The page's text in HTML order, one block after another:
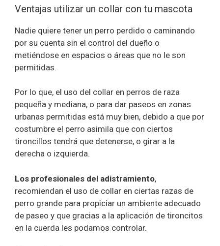
Ventajas utilizar un collar con tu mascota
Nadie quiere tener un perro perdido o caminando
por su cuenta sin el control del dueño o
metiéndose en espacios o áreas que no le son
permitidas.
Por lo que, el uso del collar en perros de raza
pequeña y mediana, o para dar paseos en zonas
urbanas permitidas está muy bien, debido a que por
costumbre el perro asimila que con ciertos
tironcillos tendrá que detenerse, o girar a la
derecha o izquierda.
Los profesionales del adistramiento,
recomiendan el uso de collar en ciertas razas de
perro grande para propiciar un ambiente adecuado
de paseo y que gracias a la aplicación de tironcitos
en la cuerda les podamos controlar.